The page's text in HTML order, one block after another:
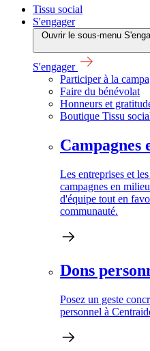
Tissu social
S'engager
Ouvrir le sous-menu
S'engager
Participer à la
Faire du bénévolat
Honneurs et
Boutique Tissu
Les entreprises et
campagnes en
d'équipe tout en
communauté.
Dons
Posez un geste
personnel à